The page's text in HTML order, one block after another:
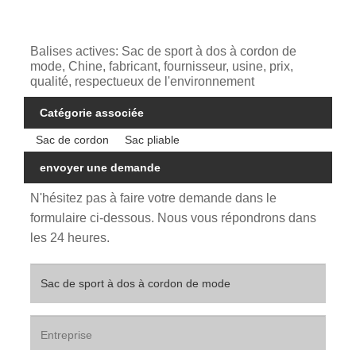
Balises actives: Sac de sport à dos à cordon de
mode, Chine, fabricant, fournisseur, usine, prix,
qualité, respectueux de l'environnement
Catégorie associée
Sac de cordon Sac pliable
envoyer une demande
N'hésitez pas à faire votre demande dans le
formulaire ci-dessous. Nous vous répondrons dans
les 24 heures.